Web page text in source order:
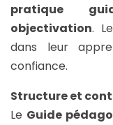
pratique
objectivation.
dans leur
confiance.
Structure et
Le Guide